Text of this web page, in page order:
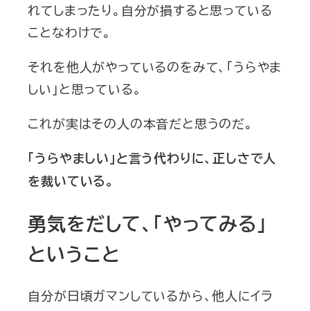
れてしまったり。自分が損すると思っている
ことなわけで。
それを他人がやっているのをみて、「うらやま
しい」と思っている。
これが実はその人の本音だと思うのだ。
「うらやましい」と言う代わりに、正しさで人
を裁いている。
勇気をだして、「やってみる」
ということ
自分が日頃ガマンしているから、他人にイラ